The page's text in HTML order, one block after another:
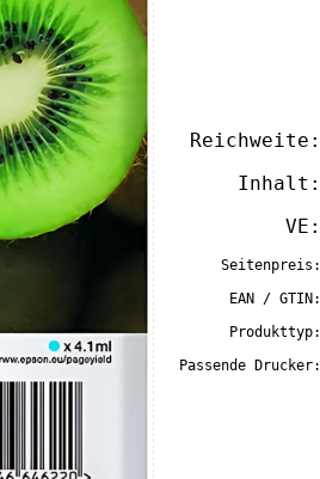
Reichweite:
Inhalt:
VE:
Seitenpreis:
EAN / GTIN:
Produkttyp:
Passende Drucker: